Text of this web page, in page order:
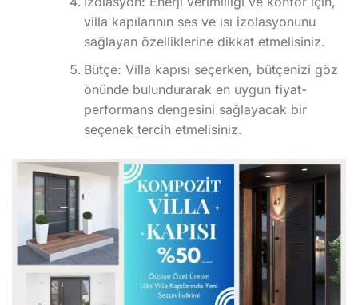
villa kapılarının ses ve ısı izolasyonunu
sağlayan özelliklerine dikkat etmelisiniz.
Bütçe: Villa kapısı seçerken, bütçenizi göz
önünde bulundurarak en uygun fiyat-
performans dengesini sağlayacak bir
seçenek tercih etmelisiniz.